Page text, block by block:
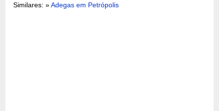
Similares: »Adegas em Petrópolis